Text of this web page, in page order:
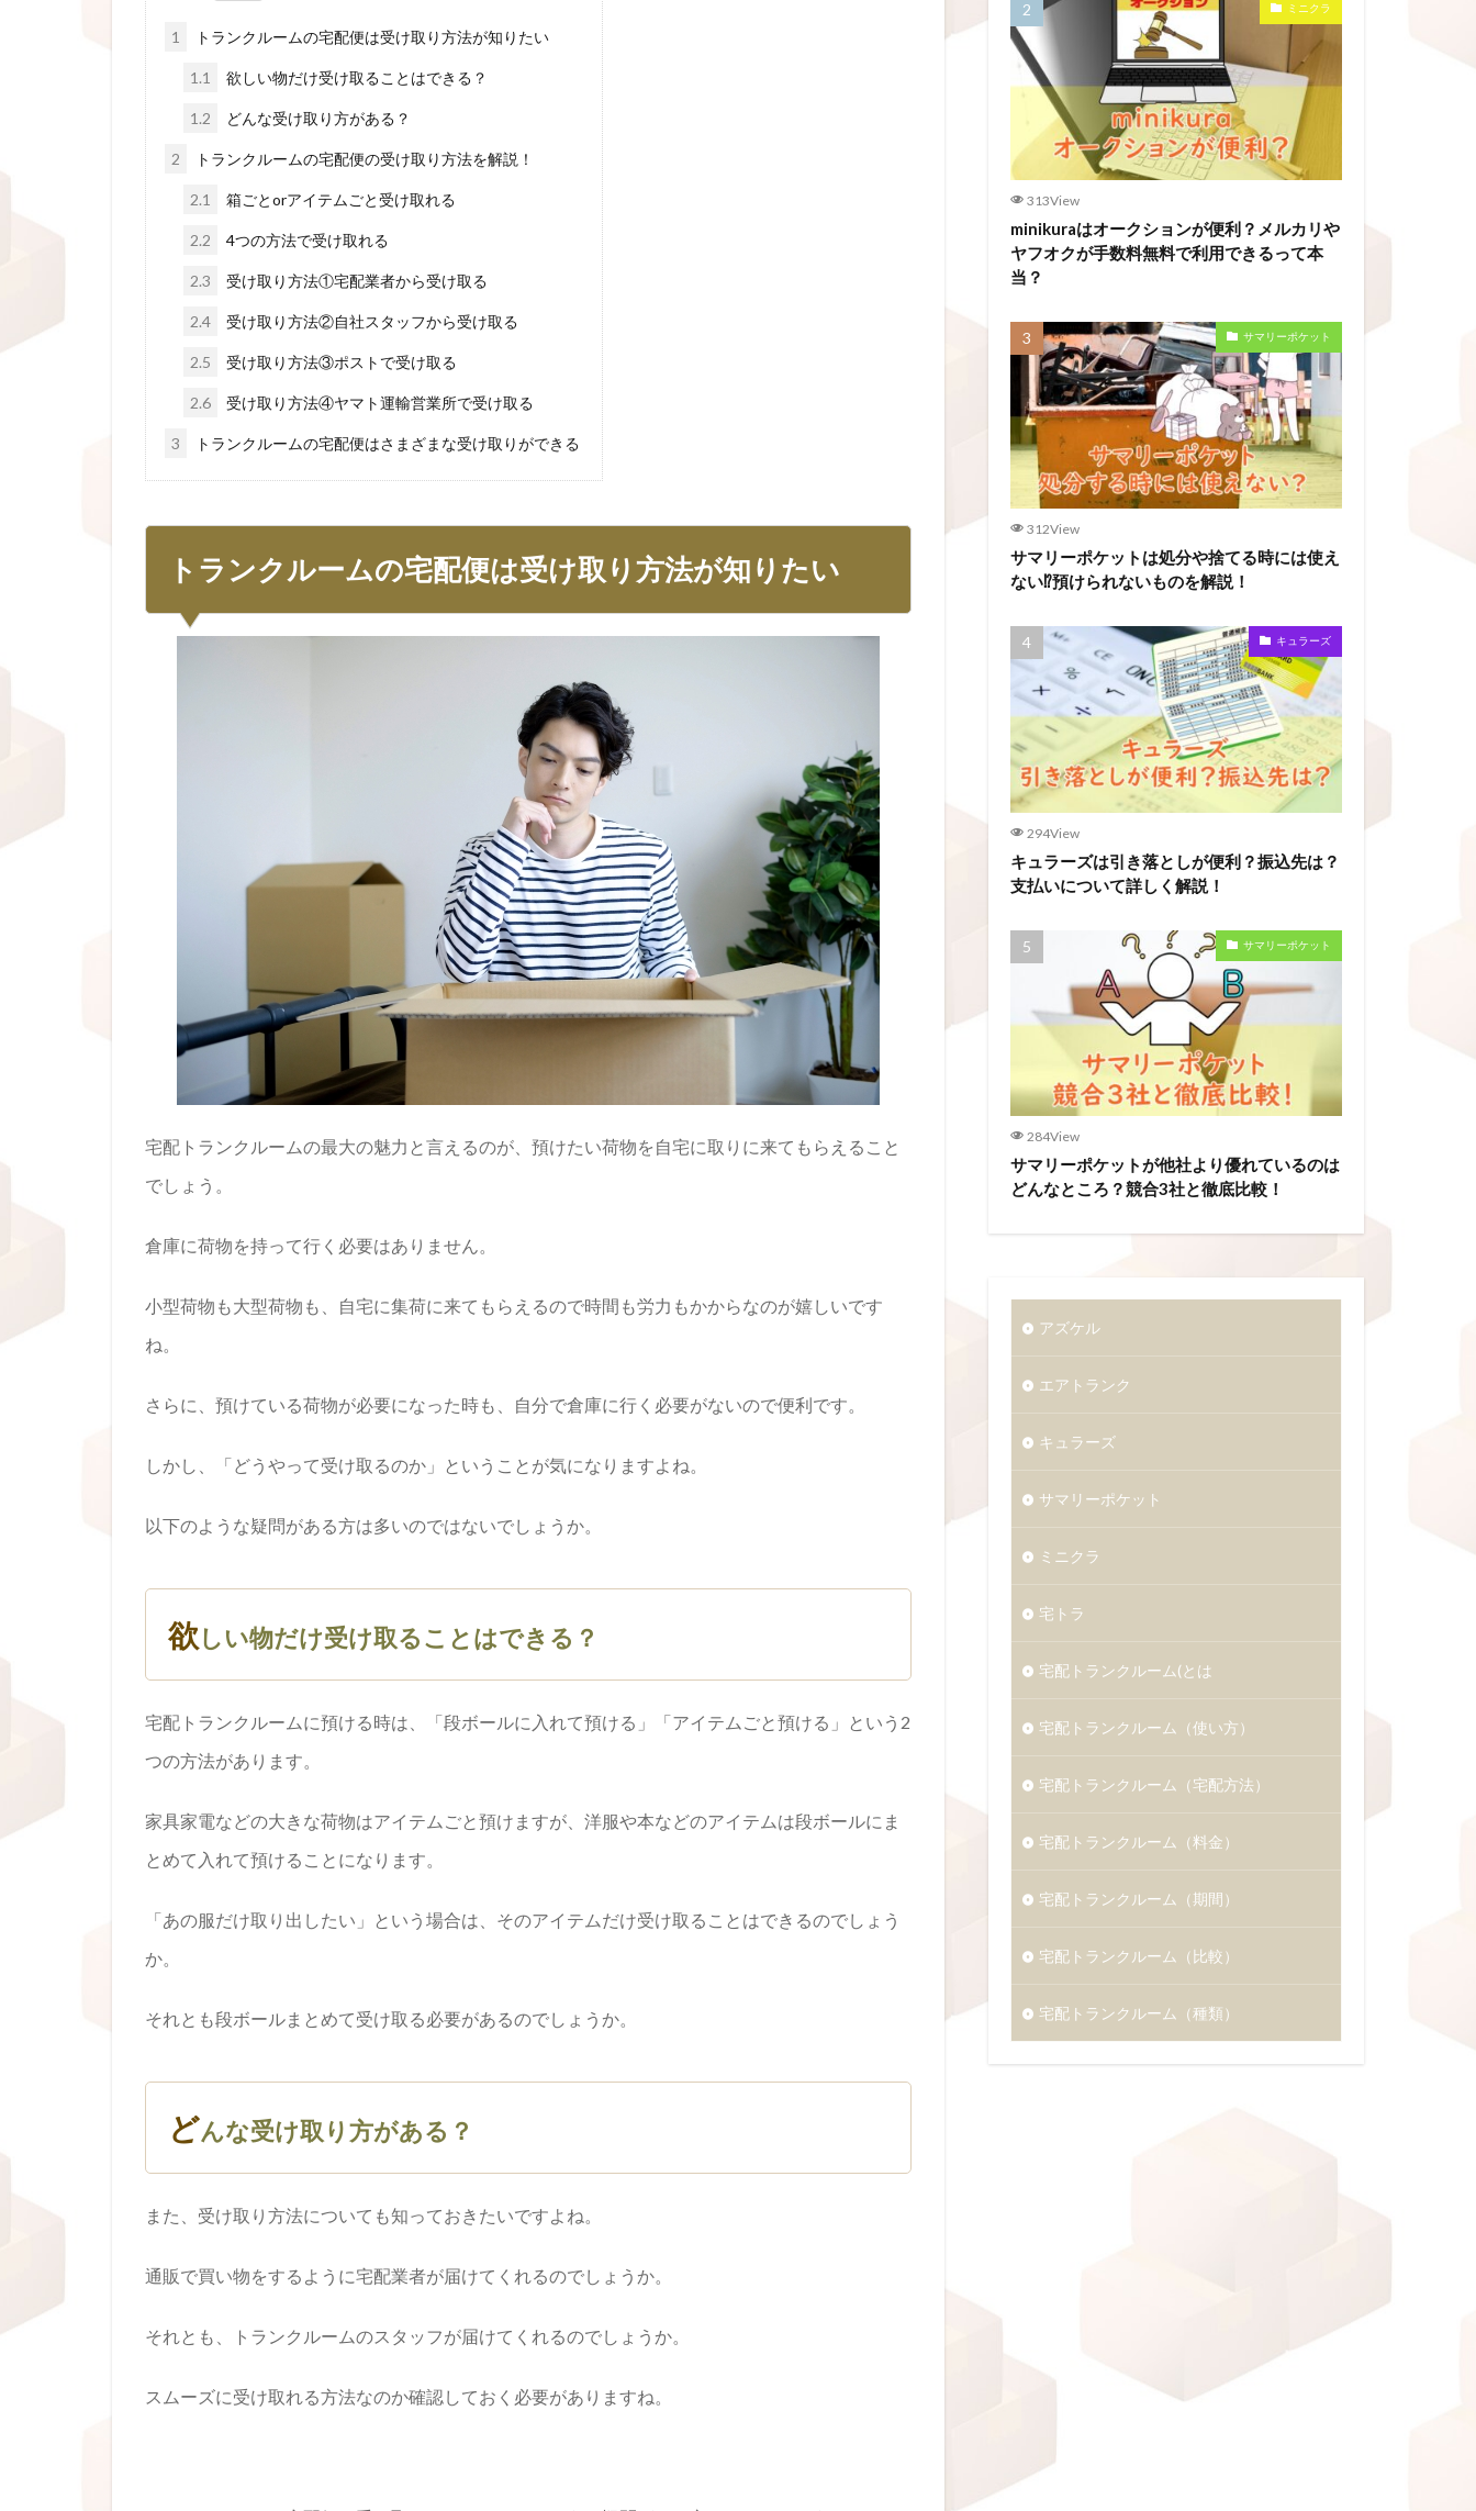
1 トランクルームの宅配便は受け取り方法が知りたい
1.1 欲しい物だけ受け取ることはできる？
1.2 どんな受け取り方がある？
2 トランクルームの宅配便の受け取り方法を解説！
2.1 箱ごとorアイテムごと受け取れる
2.2 4つの方法で受け取れる
2.3 受け取り方法①宅配業者から受け取る
2.4 受け取り方法②自社スタッフから受け取る
2.5 受け取り方法③ポストで受け取る
2.6 受け取り方法④ヤマト運輸営業所で受け取る
3 トランクルームの宅配便はさまざまな受け取りができる
トランクルームの宅配便は受け取り方法が知りたい
宅配トランクルームの最大の魅力と言えるのが、預けたい荷物を自宅に取りに来てもらえること
でしょう。
倉庫に荷物を持って行く必要はありません。
小型荷物も大型荷物も、自宅に集荷に来てもらえるので時間も労力もかからなのが嬉しいです
ね。
さらに、預けている荷物が必要になった時も、自分で倉庫に行く必要がないので便利です。
しかし、「どうやって受け取るのか」ということが気になりますよね。
以下のような疑問がある方は多いのではないでしょうか。
欲しい物だけ受け取ることはできる？
宅配トランクルームに預ける時は、「段ボールに入れて預ける」「アイテムごと預ける」という2
つの方法があります。
家具家電などの大きな荷物はアイテムごと預けますが、洋服や本などのアイテムは段ボールにま
とめて入れて預けることになります。
「あの服だけ取り出したい」という場合は、そのアイテムだけ受け取ることはできるのでしょう
か。
それとも段ボールまとめて受け取る必要があるのでしょうか。
どんな受け取り方がある？
また、受け取り方法についても知っておきたいですよね。
通販で買い物をするように宅配業者が届けてくれるのでしょうか。
それとも、トランクルームのスタッフが届けてくれるのでしょうか。
スムーズに受け取れる方法なのか確認しておく必要がありますね。
ミニクラ
313View
minikuraはオークションが便利？メルカリや
ヤフオクが手数料無料で利用できるって本
当？
サマリーポケット
312View
サマリーポケットは処分や捨てる時には使え
ない⁉預けられないものを解説！
キュラーズ
294View
キュラーズは引き落としが便利？振込先は？
支払いについて詳しく解説！
サマリーポケット
284View
サマリーポケットが他社より優れているのは
どんなところ？競合3社と徹底比較！
アズケル
エアトランク
キュラーズ
サマリーポケット
ミニクラ
宅トラ
宅配トランクルーム(とは
宅配トランクルーム（使い方）
宅配トランクルーム（宅配方法）
宅配トランクルーム（料金）
宅配トランクルーム（期間）
宅配トランクルーム（比較）
宅配トランクルーム（種類）